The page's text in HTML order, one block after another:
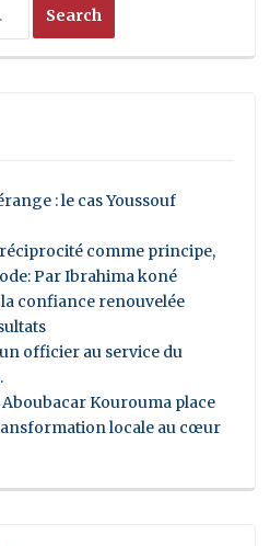
: le cas Youssouf
comme principe,
Par Ibrahima koné
confiance renouvelée
officier au service du
Kourouma place
locale au cœur